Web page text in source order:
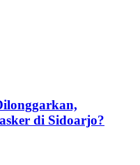
di Sidoarjo?